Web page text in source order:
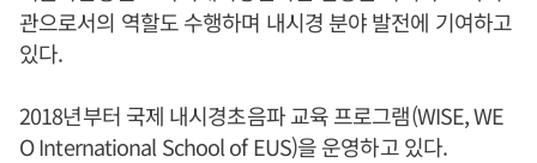
관으로서의 역할도 수행하며 내시경 분야 발전에 기여하고
있다.
2018년부터 국제 내시경초음파 교육 프로그램(WISE, WE
O International School of EUS)을 운영하고 있다.